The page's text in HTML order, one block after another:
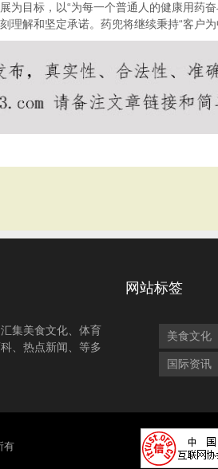
目标，以“为每一个普通人的健康用药
理解和坚定承诺。药兜将继续秉持“客户
集美食文化、体育
、热点新闻、等多
网站标签
美食文化
国际资讯
有